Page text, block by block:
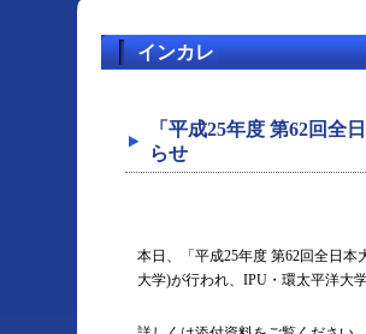
インカレ
「平成25年度 第62回全
らせ
本日、「平成25年度 第62回全日
大学)が行われ、IPU・環太平洋大